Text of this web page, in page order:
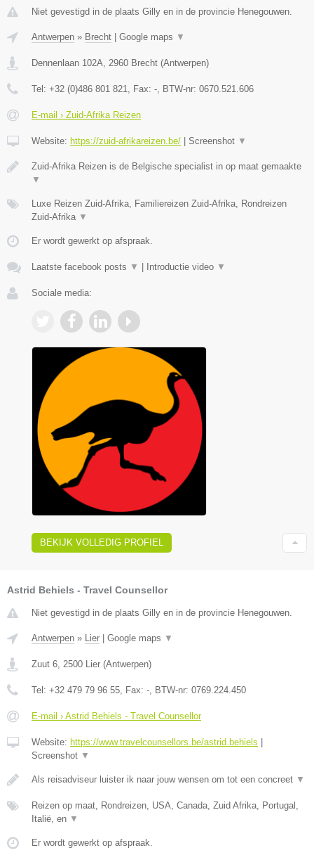
Niet gevestigd in de plaats Gilly en in de provincie Henegouwen.
Antwerpen » Brecht | Google maps ▼
Dennenlaan 102A 2960 Brecht (Antwerpen)
Tel: +32 (0)486 801 821 , Fax: - , BTW-nr: 0670.521.606
E-mail › Zuid-Afrika Reizen
Website: https://zuid-afrikareizen.be/ | Screenshot ▼
Zuid-Afrika Reizen is de Belgische specialist in op maat gemaakte
▼
Luxe Reizen Zuid-Afrika, Familiereizen Zuid-Afrika, Rondreizen
Zuid-Afrika ▼
Er wordt gewerkt op afspraak.
Laatste facebook posts ▼ | Introductie video ▼
Sociale media:
BEKIJK VOLLEDIG PROFIEL
Astrid Behiels - Travel Counsellor
Niet gevestigd in de plaats Gilly en in de provincie Henegouwen.
Antwerpen » Lier Google maps ▼
Zuut 6 2500 Lier (Antwerpen)
Tel: +32 479 79 96 55 , Fax: - , BTW-nr: 0769.224.450
E-mail › Astrid Behiels - Travel Counsellor
Website: https://www.travelcounsellors.be/astrid.behiels
Screenshot ▼
Als reisadviseur luister ik naar jouw wensen om tot een concreet ▼
Reizen op maat, Rondreizen, USA, Canada, Zuid Afrika, Portugal,
Italië, en ▼
Er wordt gewerkt op afspraak.